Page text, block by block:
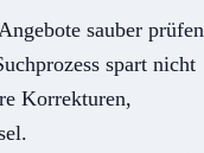
sauber prüfen
spart nicht
Korrekturen,